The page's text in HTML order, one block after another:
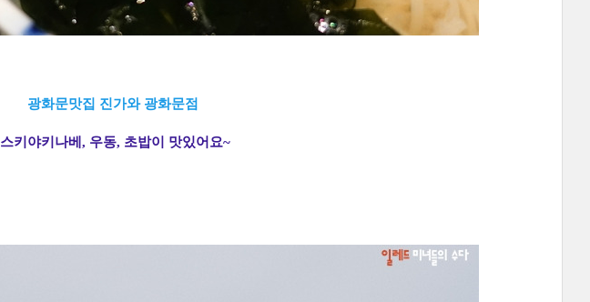
광화문맛집 진가와 광화문점
스키야키나베, 우동, 초밥이 맛있어요~